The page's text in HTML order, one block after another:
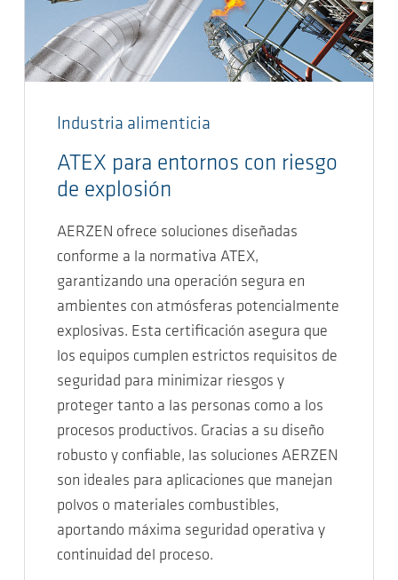
Industria alimenticia
ATEX para entornos con riesgo
de explosión
AERZEN ofrece soluciones diseñadas
conforme a la normativa ATEX,
garantizando una operación segura en
ambientes con atmósferas potencialmente
explosivas. Esta certificación asegura que
los equipos cumplen estrictos requisitos de
seguridad para minimizar riesgos y
proteger tanto a las personas como a los
procesos productivos. Gracias a su diseño
robusto y confiable, las soluciones AERZEN
son ideales para aplicaciones que manejan
polvos o materiales combustibles,
aportando máxima seguridad operativa y
continuidad del proceso.